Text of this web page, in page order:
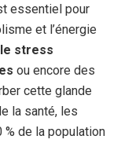
essentiel pour
et l’énergie
le stress
ou encore des
cette glande
la santé, les
de la population